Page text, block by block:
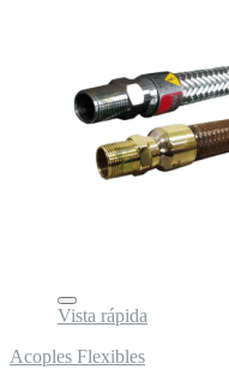
Vista rápida
Acoples Flexibles